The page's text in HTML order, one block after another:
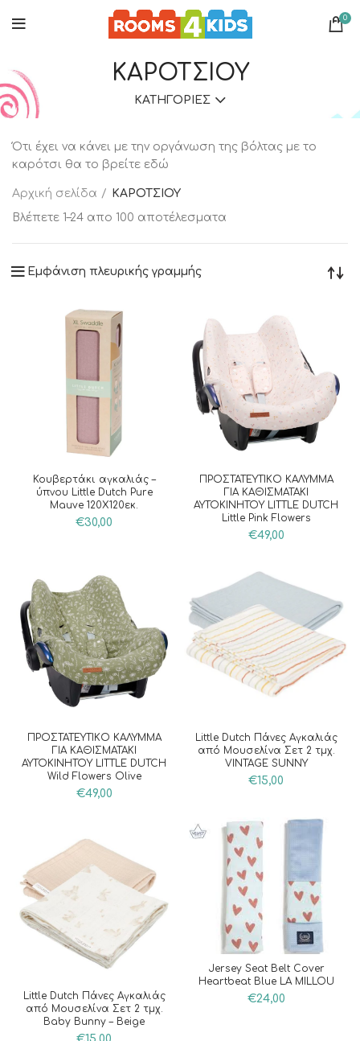
0
ΚΑΡΟΤΣΙΟΥ
ΚΑΤΗΓΟΡΊΕΣ
Ότι έχει να κάνει με την οργάνωση της βόλτας με το
καρότσι θα το βρείτε εδώ
Αρχική σελίδα
ΚΑΡΟΤΣΙΟΥ
Βλέπετε 1–24 απο 100 αποτέλεσματα
Εμφάνιση πλευρικής γραμμής
Κουβερτάκι αγκαλιάς –
ύπνου Little Dutch Pure
Mauve 120X120εκ.
€30,00
ΠΡΟΣΤΑΤΕΥΤΙΚΟ ΚΑΛΥΜΜΑ
ΓΙΑ ΚΑΘΙΣΜΑΤΑΚΙ
ΑΥΤΟΚΙΝΗΤΟΥ LITTLE DUTCH
Little Pink Flowers
€49,00
ΠΡΟΣΤΑΤΕΥΤΙΚΟ ΚΑΛΥΜΜΑ
ΓΙΑ ΚΑΘΙΣΜΑΤΑΚΙ
ΑΥΤΟΚΙΝΗΤΟΥ LITTLE DUTCH
Wild Flowers Olive
€49,00
Little Dutch Πάνες Αγκαλιάς
από Μουσελίνα Σετ 2 τμχ.
VINTAGE SUNNY
€15,00
Little Dutch Πάνες Αγκαλιάς
από Μουσελίνα Σετ 2 τμχ.
Baby Bunny – Beige
Jersey Seat Belt Cover
Heartbeat Blue LA MILLOU
€24,00